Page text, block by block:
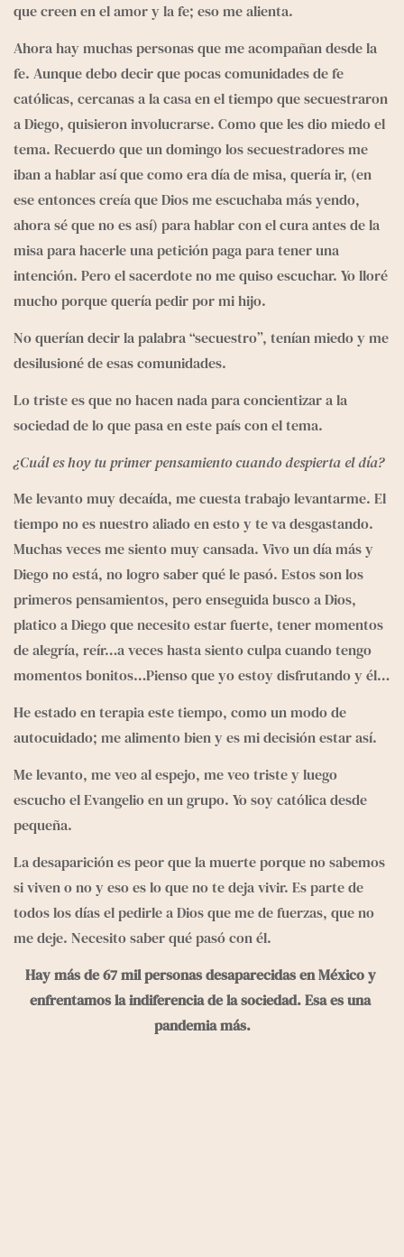
que creen en el amor y la fe; eso me alienta.
Ahora hay muchas personas que me acompañan desde la
fe. Aunque debo decir que pocas comunidades de fe
católicas, cercanas a la casa en el tiempo que secuestraron
a Diego, quisieron involucrarse. Como que les dio miedo el
tema. Recuerdo que un domingo los secuestradores me
iban a hablar así que como era día de misa, quería ir, (en
ese entonces creía que Dios me escuchaba más yendo,
ahora sé que no es así) para hablar con el cura antes de la
misa para hacerle una petición paga para tener una
intención. Pero el sacerdote no me quiso escuchar. Yo lloré
mucho porque quería pedir por mi hijo.
No querían decir la palabra “secuestro”, tenían miedo y me
desilusioné de esas comunidades.
Lo triste es que no hacen nada para concientizar a la
sociedad de lo que pasa en este país con el tema.
¿Cuál es hoy tu primer pensamiento cuando despierta el día?
Me levanto muy decaída, me cuesta trabajo levantarme. El
tiempo no es nuestro aliado en esto y te va desgastando.
Muchas veces me siento muy cansada. Vivo un día más y
Diego no está, no logro saber qué le pasó. Estos son los
primeros pensamientos, pero enseguida busco a Dios,
platico a Diego que necesito estar fuerte, tener momentos
de alegría, reír…a veces hasta siento culpa cuando tengo
momentos bonitos…Pienso que yo estoy disfrutando y él…
He estado en terapia este tiempo, como un modo de
autocuidado; me alimento bien y es mi decisión estar así.
Me levanto, me veo al espejo, me veo triste y luego
escucho el Evangelio en un grupo. Yo soy católica desde
pequeña.
La desaparición es peor que la muerte porque no sabemos
si viven o no y eso es lo que no te deja vivir. Es parte de
todos los días el pedirle a Dios que me de fuerzas, que no
me deje. Necesito saber qué pasó con él.
Hay más de 67 mil personas desaparecidas en México y
enfrentamos la indiferencia de la sociedad. Esa es una
pandemia más.